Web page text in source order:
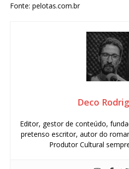
Fonte: pelotas.com.br
Deco
Editor, gestor de conteúdo,
pretenso escritor, autor do
Produtor Cultural